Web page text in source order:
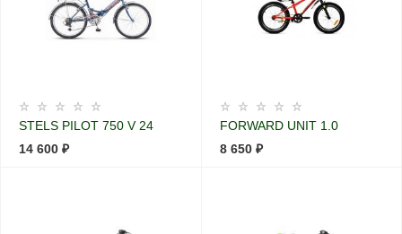
STELS PILOT 750 V 24
14 600 ₽
FORWARD UNIT 1.0
8 650 ₽